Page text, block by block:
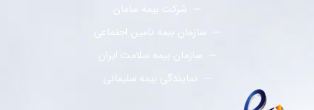
شرکت بیمه سامان
سازمان بیمه تامین اجتماعی
سازمان بیمه سلامت ایران
نمایندگی بیمه سلیمانی